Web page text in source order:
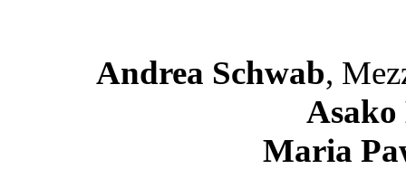
Andrea Schwab,
Asako
Maria